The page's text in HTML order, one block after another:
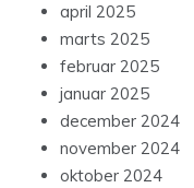
april 2025
marts 2025
februar 2025
januar 2025
december 2024
november 2024
oktober 2024